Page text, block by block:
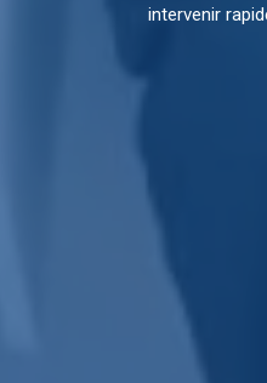
intervenir